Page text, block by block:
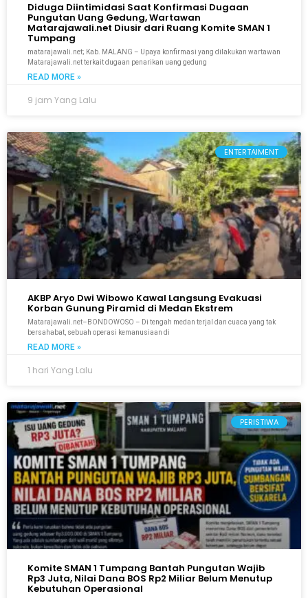
Diduga Diintimidasi Saat Konfirmasi Dugaan
Pungutan Uang Gedung, Wartawan
Matarajawali.net Diusir dari Ruang Komite SMAN 1
Tumpang
matarajawali.net; Kab. MALANG – Upaya konfirmasi yang dilakukan wartawan
Matarajawali.net terkait dugaan penarikan uang gedung
READ MORE »
9 jam Yang Lalu
ENTERTAIMENT
AKBP Aryo Dwi Wibowo Kawal Langsung Evakuasi
Korban Gunung Piramid di Medan Ekstrem
Matarajawali.net–BONDOWOSO – Di tengah medan terjal dan cuaca yang tak
bersahabat, sebuah operasi kemanusiaan di
READ MORE »
1 hari Yang Lalu
PERISTIWA
Komite SMAN 1 Tumpang Bantah Pungutan Wajib
Rp3 Juta, Nilai Dana BOS Rp2 Miliar Belum Menutup
Kebutuhan Operasional